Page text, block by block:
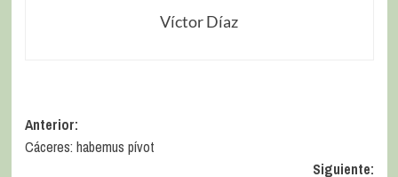
Víctor Díaz
Anterior:
Cáceres: habemus pívot
Siguiente: